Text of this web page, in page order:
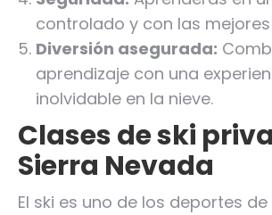
controlado y con las
Diversión asegurada:
aprendizaje con una
inolvidable en la nieve.
Clases de ski
Sierra Nevada
El ski es uno de los deportes